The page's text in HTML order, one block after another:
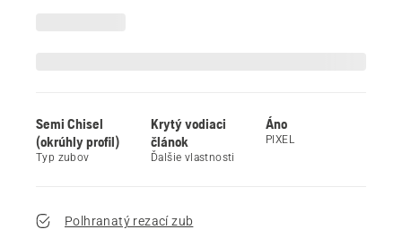
Semi Chisel
(okrúhly profil)
Typ zubov
Krytý vodiaci
článok
Ďalšie vlastnosti
Áno
PIXEL
Polhranatý rezací zub